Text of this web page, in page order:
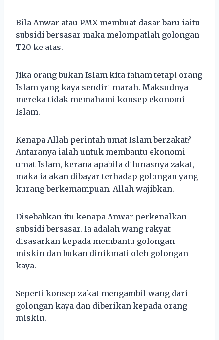
Bila Anwar atau PMX membuat dasar baru iaitu
subsidi bersasar maka melompatlah golongan
T20 ke atas.
Jika orang bukan Islam kita faham tetapi orang
Islam yang kaya sendiri marah. Maksudnya
mereka tidak memahami konsep ekonomi
Islam.
Kenapa Allah perintah umat Islam berzakat?
Antaranya ialah untuk membantu ekonomi
umat Islam, kerana apabila dilunasnya zakat,
maka ia akan dibayar terhadap golongan yang
kurang berkemampuan. Allah wajibkan.
Disebabkan itu kenapa Anwar perkenalkan
subsidi bersasar. Ia adalah wang rakyat
disasarkan kepada membantu golongan
miskin dan bukan dinikmati oleh golongan
kaya.
Seperti konsep zakat mengambil wang dari
golongan kaya dan diberikan kepada orang
miskin.